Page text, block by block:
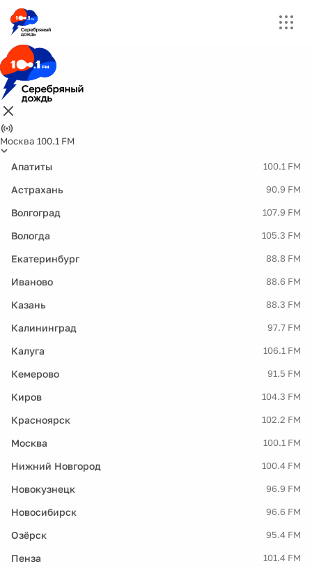
Москва 100.1 FM
Апатиты 100.1 FM
Астрахань 90.9 FM
Волгоград 107.9 FM
Вологда 105.3 FM
Екатеринбург 88.8 FM
Иваново 88.6 FM
Казань 88.3 FM
Калининград 97.7 FM
Калуга 106.1 FM
Кемерово 91.5 FM
Киров 104.3 FM
Красноярск 102.2 FM
Москва 100.1 FM
Нижний Новгород 100.4 FM
Новокузнецк 96.9 FM
Новосибирск 96.6 FM
Озёрск 95.4 FM
Пенза 101.4 FM